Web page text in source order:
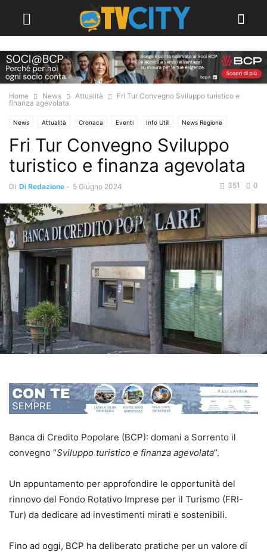
Home News Attualità
Fri Tur Convegno Sviluppo turistico e
finanza agevolata
News Attualità Cronaca Eventi Info Utili News Regione
Fri Tur Convegno Sviluppo
turistico e finanza agevolata
Di Di Redazione - 5 Giugno 2024 0
351
Banca di Credito Popolare (BCP): domani a Sorrento il
convegno “Sviluppo turistico e finanza agevolata”.
Un appuntamento per approfondire le opportunità del
rinnovo del Fondo Rotativo Imprese per il Turismo (FRI-
Tur) da dedicare ad investimenti mirati e sostenibili.
Fino ad oggi, BCP ha deliberato pratiche per un valore di